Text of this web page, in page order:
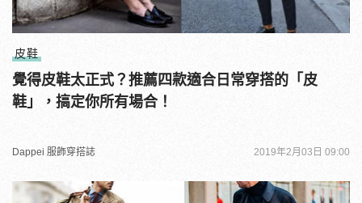
皮鞋
覺得皮鞋太正式？推薦四款適合日常穿搭的「皮
鞋」，搞定你所有場合！
Dappei 服飾穿搭誌 2019年2月03日 09:00